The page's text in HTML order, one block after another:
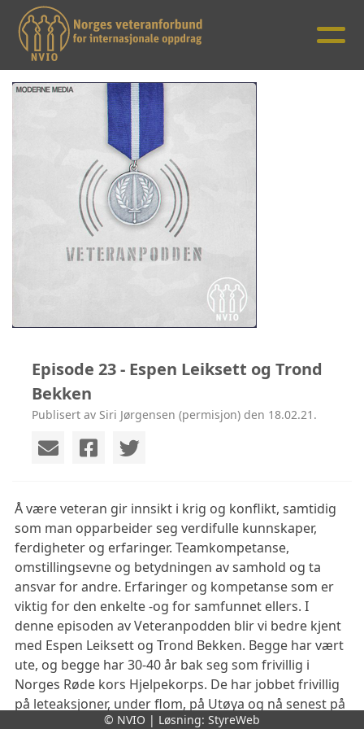
Episode 23 - Espen Leiksett og Trond
Bekken
Publisert av Siri Jørgensen (permisjon) den 18.02.21.
Å være veteran gir innsikt i krig og konflikt, samtidig
som man opparbeider seg verdifulle kunnskaper,
ferdigheter og erfaringer. Teamkompetanse,
omstillingsevne og betydningen av samhold og ta
ansvar for andre. Erfaringer og kompetanse som er
viktig for den enkelte -og for samfunnet ellers. I
denne episoden av Veteranpodden blir vi bedre kjent
med Espen Leiksett og Trond Bekken. Begge har vært
ute, og begge har 30-40 år bak seg som frivillig i
Norges Røde kors Hjelpekorps. De har jobbet frivillig
på leteaksjoner, under flom, på Utøya og nå senest på
Gjerdrum under skredkatastrofen. Hvordan de
© NVIO | Løsning: StyreWeb